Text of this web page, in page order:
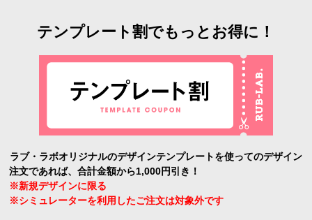
テンプレート割でもっとお得に！
ラブ・ラボオリジナルのデザインテンプレートを使ってのデザイン
注文であれば、合計金額から1,000円引き！
※新規デザインに限る
※シミュレーターを利用したご注文は対象外です